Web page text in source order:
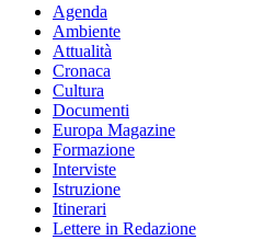
Agenda
Ambiente
Attualità
Cronaca
Cultura
Documenti
Europa Magazine
Formazione
Interviste
Istruzione
Itinerari
Lettere in Redazione